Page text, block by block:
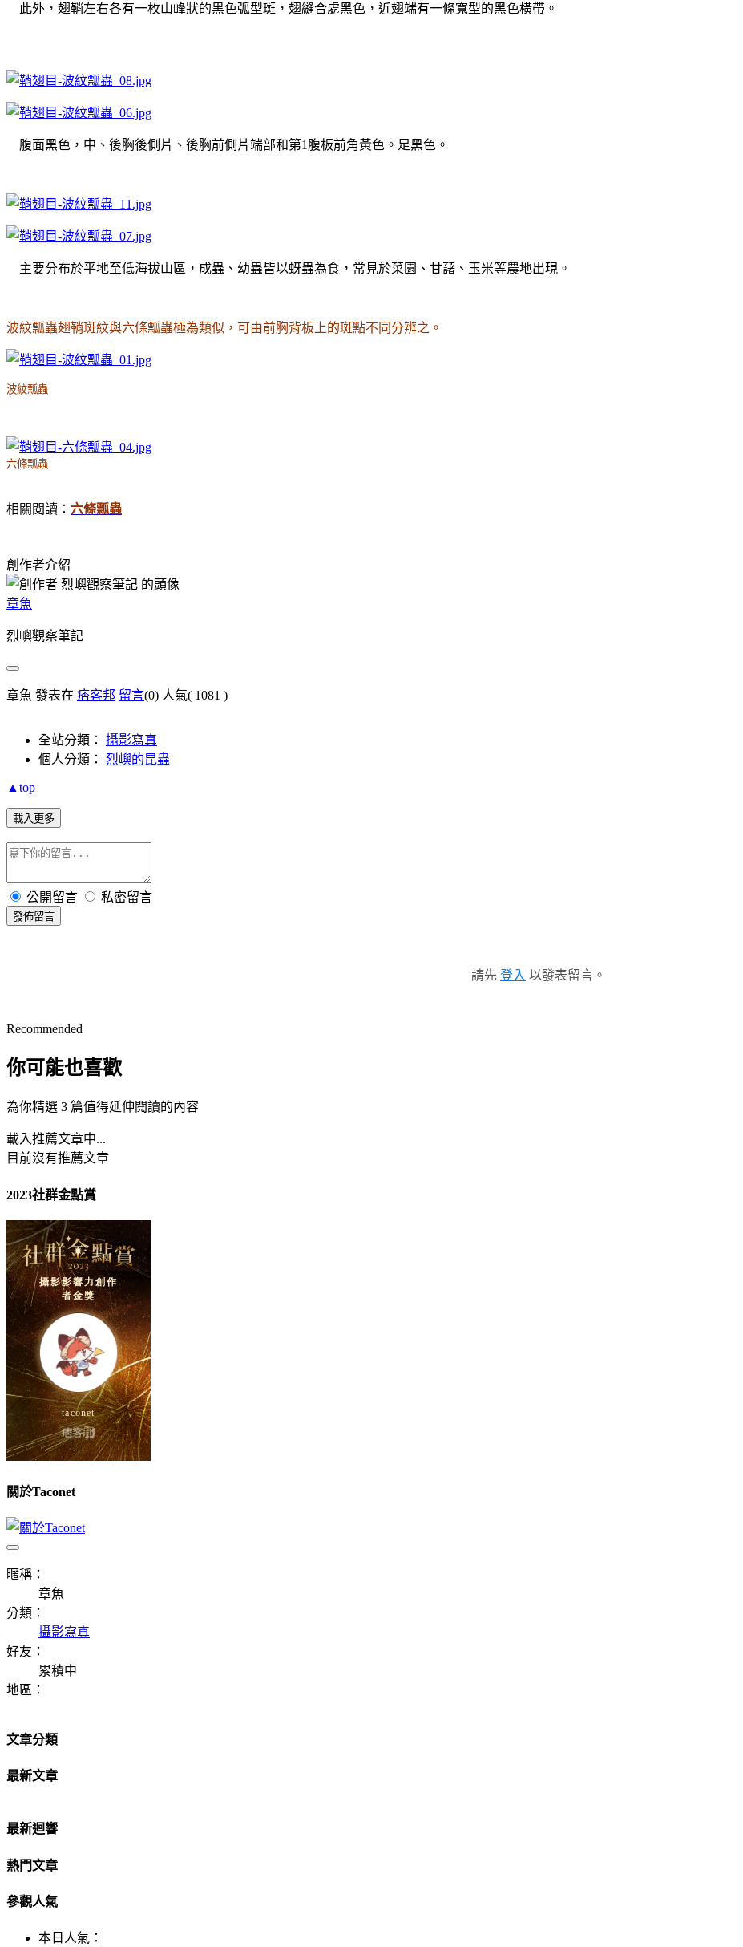
此外，翅鞘左右各有一枚山峰狀的黑色弧型斑，翅縫合處黑色，近翅端有一條寬型的黑色橫帶。
腹面黑色，中、後胸後側片、後胸前側片端部和第1腹板前角黃色。足黑色。
主要分布於平地至低海拔山區，成蟲、幼蟲皆以蚜蟲為食，常見於菜園、甘藷、玉米等農地出現。
波紋瓢蟲翅鞘斑紋與六條瓢蟲極為類似，可由前胸背板上的斑點不同分辨之。
波紋瓢蟲
六條瓢蟲
相關閱讀： 六條瓢蟲
創作者介紹
章魚
烈嶼觀察筆記
章魚 發表在 痞客邦 留言(0) 人氣( 1081 )
全站分類： 攝影寫真
個人分類： 烈嶼的昆蟲
▲top
載入更多
公開留言 私密留言
發佈留言
請先 登入 以發表留言。
Recommended
你可能也喜歡
為你精選 3 篇值得延伸閱讀的內容
載入推薦文章中...
目前沒有推薦文章
2023社群金點賞
關於Taconet
暱稱：
章魚
分類：
攝影寫真
好友：
累積中
地區：
文章分類
最新文章
最新迴響
熱門文章
參觀人氣
本日人氣：